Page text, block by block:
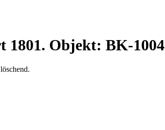
1801. Objekt: BK-1004